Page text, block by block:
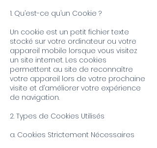
1. Qu’est-ce qu’un Cookie ?
Un cookie est un petit fichier texte
stocké sur votre ordinateur ou votre
appareil mobile lorsque vous visitez
un site internet. Les cookies
permettent au site de reconnaître
votre appareil lors de votre prochaine
visite et d’améliorer votre expérience
de navigation.
2. Types de Cookies Utilisés
a. Cookies Strictement Nécessaires